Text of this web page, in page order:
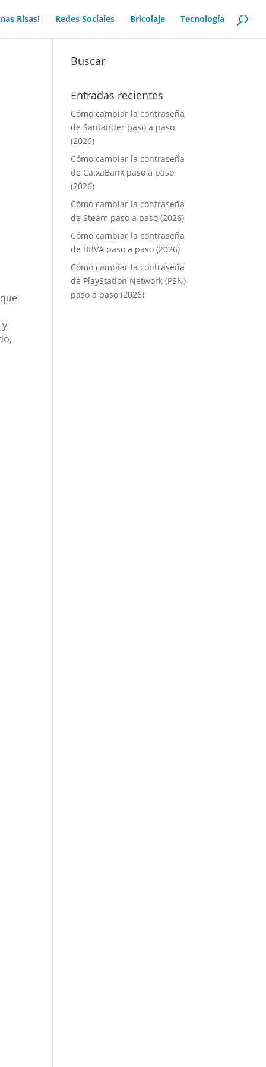
Risas! Redes Sociales Bricolaje Tecnología
y
Buscar
Entradas recientes
Cómo cambiar la contraseña
de Santander paso a paso
(2026)
Cómo cambiar la contraseña
de CaixaBank paso a paso
(2026)
Cómo cambiar la contraseña
de Steam paso a paso (2026)
Cómo cambiar la contraseña
de BBVA paso a paso (2026)
Cómo cambiar la contraseña
de PlayStation Network (PSN)
paso a paso (2026)